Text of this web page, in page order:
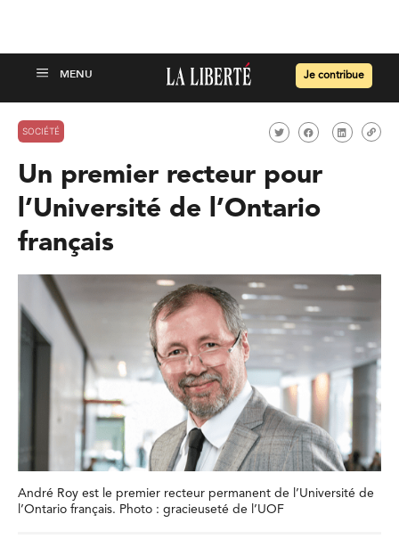
Je contribue
SOCIÉTÉ
Un premier recteur pour
l’Université de l’Ontario
français
André Roy est le premier recteur permanent de l’Université de
l’Ontario français. Photo : gracieuseté de l’UOF